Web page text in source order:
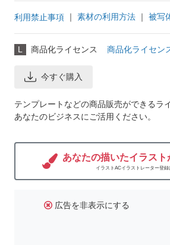
利用禁止事項 ｜ 素材の利用方法 ｜ 被写
L 商品化ライセンス 商品化ライセン
今すぐ購入
テンプレートなどの商品販売ができるラ
あなたのビジネスにご活用ください。
あなたの描いたイラスト
イラストACイラストレーター登
広告を非表示にする